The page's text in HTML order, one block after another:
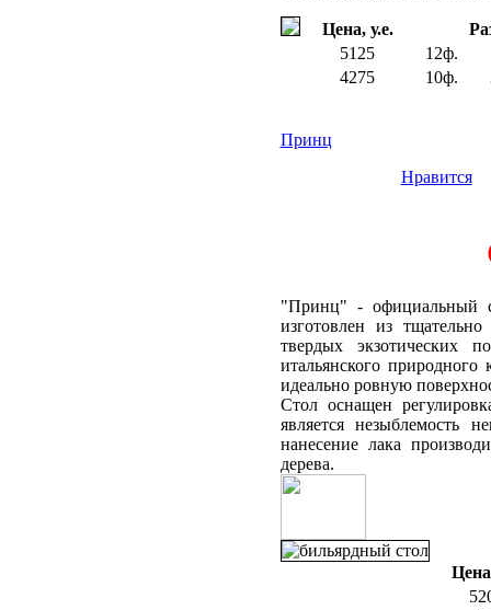
Цена, у.е.
5125
12ф.
4275
10ф.
Принц
Нравится
"Принц" - официальный
изготовлен из
твердых экзотических
итальянского
идеально ровную
Стол оснащен
является незыблемость
нанесение лака
дерева.